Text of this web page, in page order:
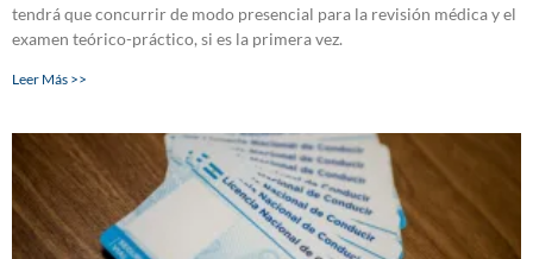
tendrá que concurrir de modo presencial para la revisión médica y el
examen teórico-práctico, si es la primera vez.
Leer Más >>